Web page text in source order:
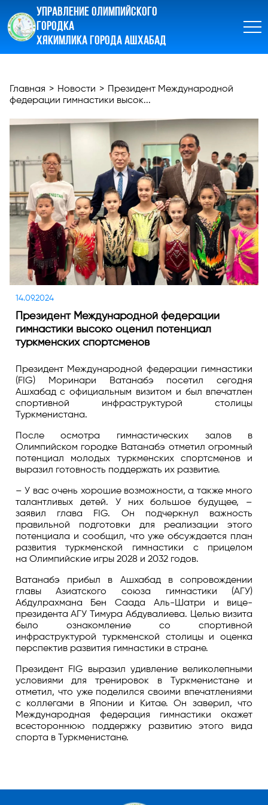
УПРАВЛЕНИЕ ОЛИМПИЙСКОГО
ГОРОДКА
ХЯКИМЛИКА ГОРОДА АШХАБАД
Главная > Новости >
Президент Международной
федерации гимнастики высок...
14.09.2024
Президент Международной федерации
гимнастики высоко оценил потенциал
туркменских спортсменов
Президент Международной федерации гимнастики
(FIG) Моринари Ватанабэ посетил сегодня
Ашхабад с официальным визитом и был впечатлен
спортивной инфраструктурой столицы
Туркменистана.
После осмотра гимнастических залов в
Олимпийском городке Ватанабэ отметил огромный
потенциал молодых туркменских спортсменов и
выразил готовность поддержать их развитие.
– У вас очень хорошие возможности, а также много
талантливых детей. У них большое будущее, –
заявил глава FIG. Он подчеркнул важность
правильной подготовки для реализации этого
потенциала и сообщил, что уже обсуждается план
развития туркменской гимнастики с прицелом
на Олимпийские игры 2028 и 2032 годов.
Ватанабэ прибыл в Ашхабад в сопровождении
главы Азиатского союза гимнастики (АГУ)
Абдулрахмана Бен Саада Аль-Шатри и вице-
президента АГУ Тимура Абдувалиева. Целью визита
было ознакомление со спортивной
инфраструктурой туркменской столицы и оценка
перспектив развития гимнастики в стране.
Президент FIG выразил удивление великолепными
условиями для тренировок в Туркменистане и
отметил, что уже поделился своими впечатлениями
с коллегами в Японии и Китае. Он заверил, что
Международная федерация гимнастики окажет
всестороннюю поддержку развитию этого вида
спорта в Туркменистане.